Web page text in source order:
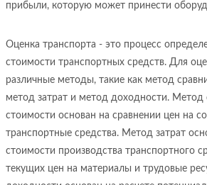
прибыли, которую может принести
Оценка транспорта - это процесс
стоимости транспортных средств. Для
различные методы, такие как метод
метод затрат и метод доходности. Метод
стоимости основан на сравнении цен на
транспортные средства. Метод затрат
стоимости производства транспортного
текущих цен на материалы и трудовые